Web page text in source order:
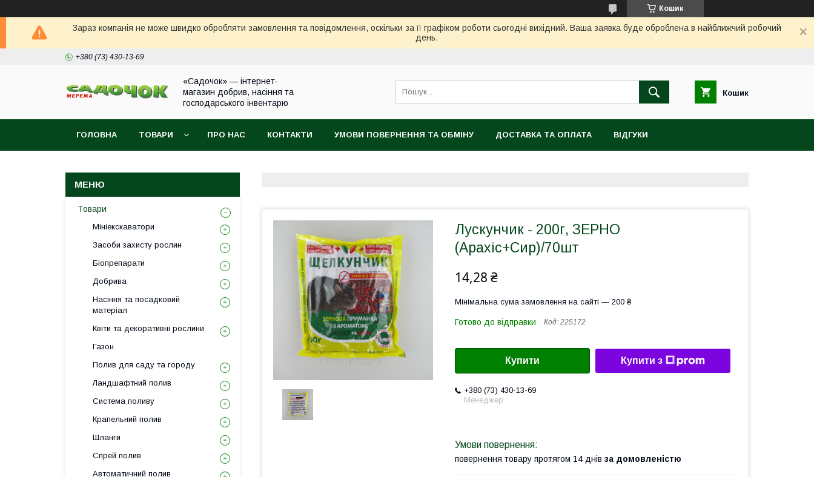
Кошик
Зараз компанія не може швидко обробляти замовлення та повідомлення, оскільки за її графіком роботи сьогодні вихідний. Ваша заявка буде оброблена в найближчий робочий
день.
+380 (73) 430-13-69
«Садочок» — інтернет-
магазин добрив, насіння та
господарського інвентарю
Кошик
ГОЛОВНА ТОВАРИ ПРО НАС КОНТАКТИ УМОВИ ПОВЕРНЕННЯ ТА ОБМІНУ ДОСТАВКА ТА ОПЛАТА ВІДГУКИ
Лускунчик - 200г, ЗЕРНО
(Арахіс+Сир)/70шт
14,28 ₴
Мінімальна сума замовлення на сайті — 200 ₴
Готово до відправки Код: 225172
Купити Купити з
+380 (73) 430-13-69
Менеджер
повернення товару протягом 14 днів за домовленістю
Товари
Мініекскаватори
Засоби захисту рослин
Біопрепарати
Добрива
Насіння та посадковий
матеріал
Квіти та декоративні рослини
Газон
Полив для саду та городу
Ландшафтний полив
Система поливу
Крапельний полив
Шланги
Спрей полив
Автоматичний полив